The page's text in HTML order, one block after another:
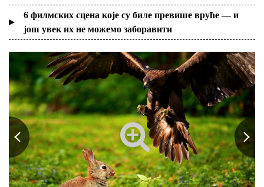
6 филмских сцена које су биле превише вруће — и
још увек их не можемо заборавити